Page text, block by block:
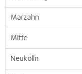
Marzahn
Mitte
Neukölln